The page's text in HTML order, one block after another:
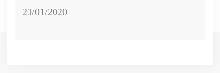
20/01/2020